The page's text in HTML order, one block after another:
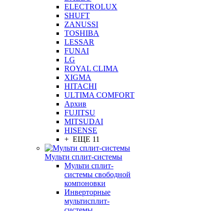
ELECTROLUX
SHUFT
ZANUSSI
TOSHIBA
LESSAR
FUNAI
LG
ROYAL CLIMA
XIGMA
HITACHI
ULTIMA COMFORT
Архив
FUJITSU
MITSUDAI
HISENSE
+ ЕЩЕ 11
Мульти сплит-системы
Мульти сплит-
системы свободной
компоновки
Инверторные
мультисплит-